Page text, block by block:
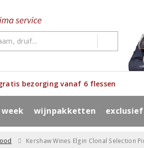
bezorging vanaf 6 flessen
wijnpakketten exclusief
Kershaw Wines Elgin Clonal Selection